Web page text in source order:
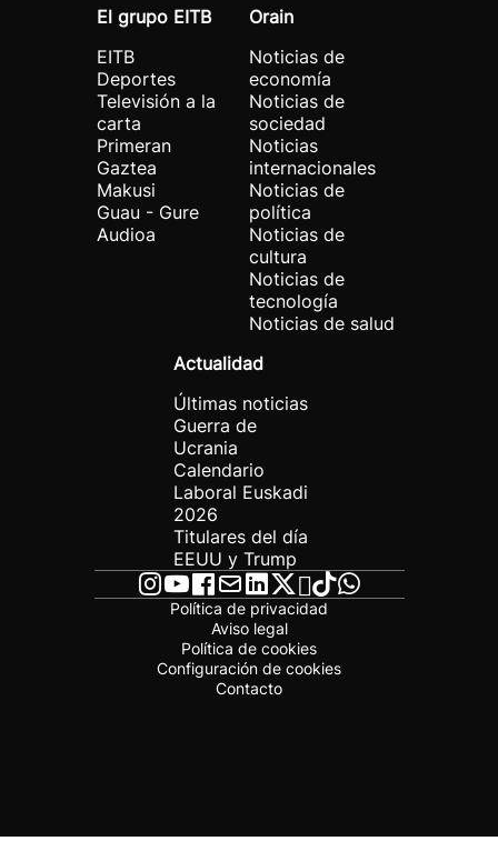
El grupo EITB
EITB
Deportes
Televisión a la
carta
Primeran
Gaztea
Makusi
Guau - Gure
Audioa
Orain
Noticias de
economía
Noticias de
sociedad
Noticias
internacionales
Noticias de
política
Noticias de
cultura
Noticias de
tecnología
Noticias de salud
Actualidad
Últimas noticias
Guerra de
Ucrania
Calendario
Laboral Euskadi
2026
Titulares del día
EEUU y Trump
Política de privacidad
Aviso legal
Política de cookies
Configuración de cookies
Contacto